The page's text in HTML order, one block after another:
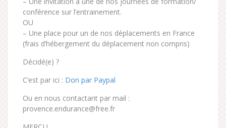
conférence sur l’entrainement.
OU
– Une place pour un de nos déplacements en France
(frais d’hébergement du déplacement non compris)
Décidé(e) ?
C’est par ici : Don par Paypal
Ou en nous contactant par mail :
provence.endurance@free.fr